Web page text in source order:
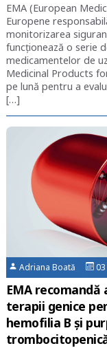
EMA (European
Europene
monitorizarea
funcționează o serie
medicamentelor de
Medicinal Products
pe lună pentru a
[…]
Adriana Boată
EMA
terapii genice
hemofilia B și